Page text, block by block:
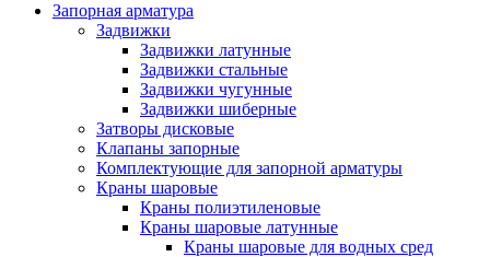
Запорная арматура
Задвижки
Задвижки латунные
Задвижки стальные
Задвижки чугунные
Задвижки шиберные
Затворы дисковые
Клапаны запорные
Комплектующие для запорной арматуры
Краны шаровые
Краны полиэтиленовые
Краны шаровые латунные
Краны шаровые для водных сред